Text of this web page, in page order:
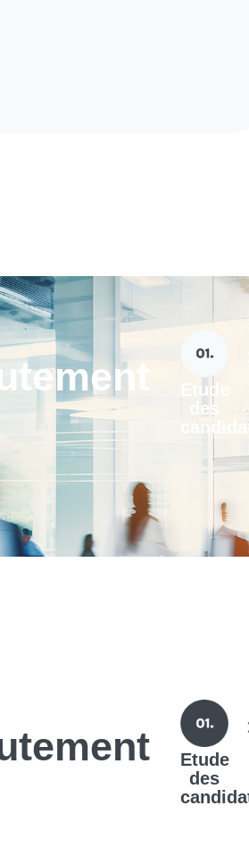
Etude
des
Etude
des